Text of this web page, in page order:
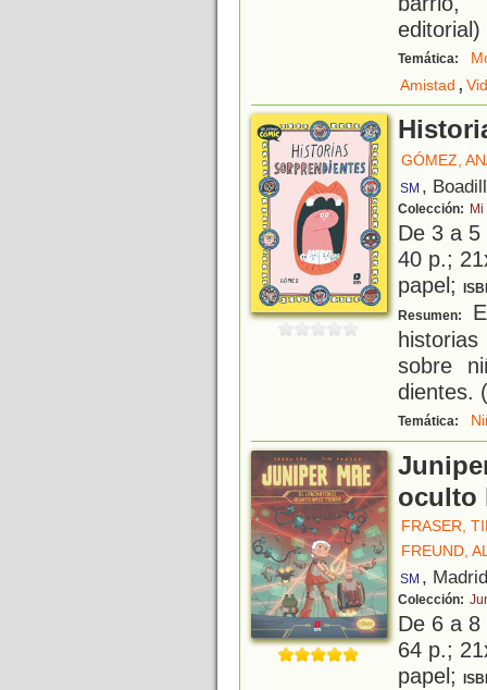
editorial)
Temática:
Amistad ,
GÓMEZ,
SM ,
Colección:
De 3 a
40 p.;
papel;
Resumen:
sobre
dientes.
Temática:
oculto
FRASER,
FREUND,
SM ,
Colección:
De 6 a
64 p.;
papel;